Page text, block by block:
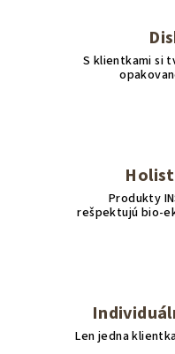
S klientkami si
Produkty
rešpektujú bio-
Len jedna